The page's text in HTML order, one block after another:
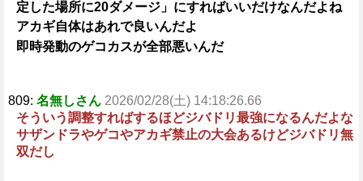
定した場所に20ダメージ」にすればいいだけなんだよね
アカギ自体はあれで良いんだよ
即時発動のゲコカスが全部悪いんだ
809: 名無しさん 2026/02/28(土) 14:18:26.66
そういう調整すればするほどジバドリ最強になるんだよな
サザンドラやゲコやアカギ禁止の大会あるけどジバドリ無
双だし